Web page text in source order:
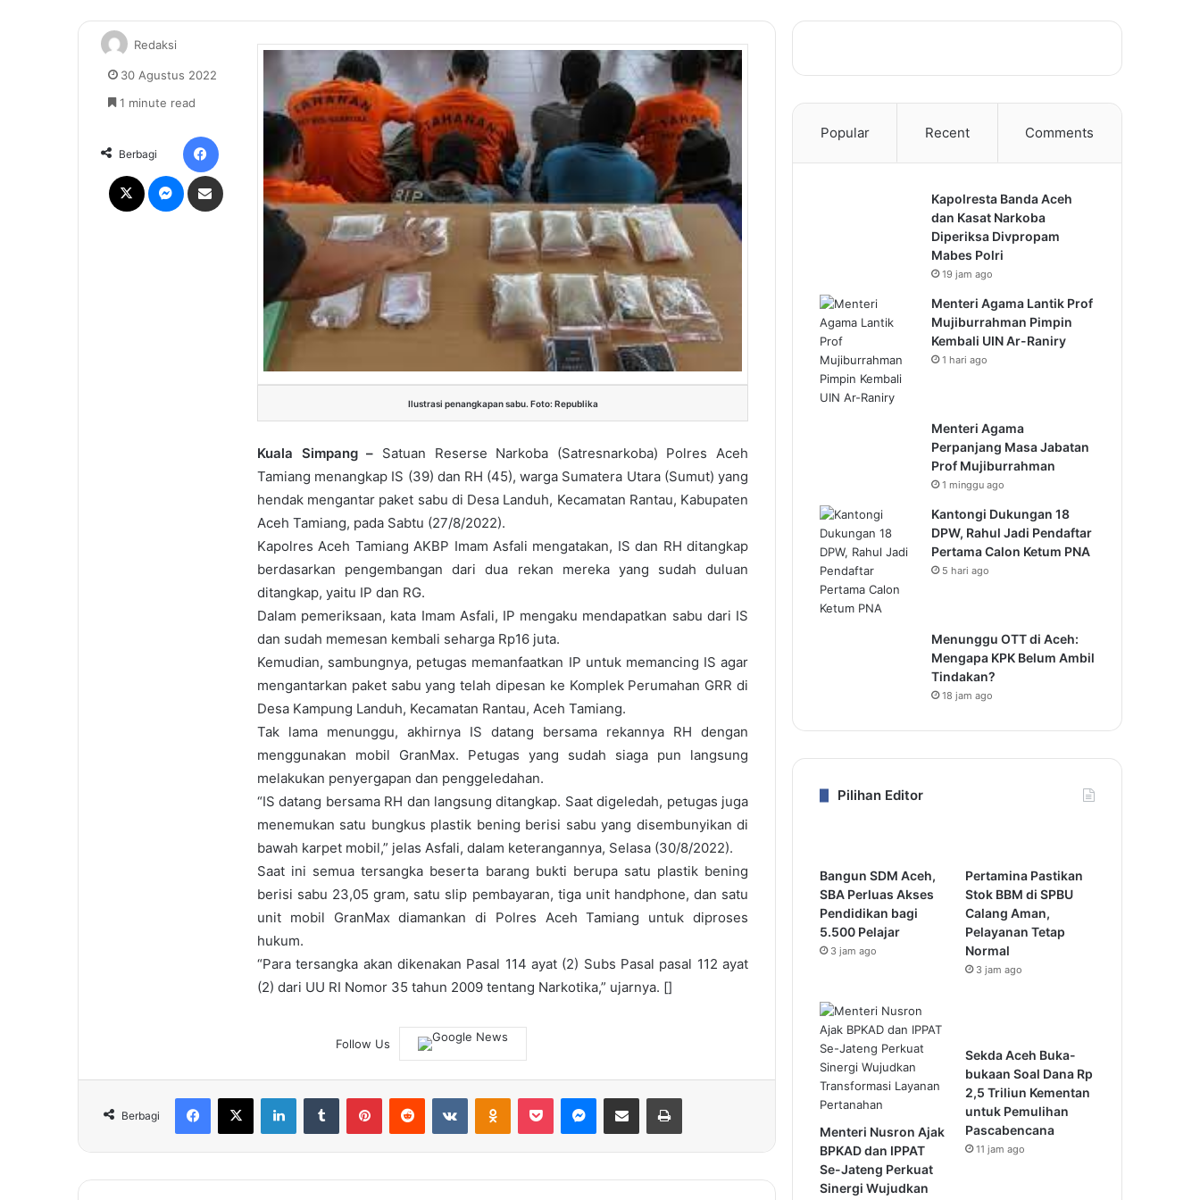
Ilustrasi penangkapan sabu. Foto: Republika
Kuala Simpang – Satuan Reserse Narkoba (Satresnarkoba) Polres Aceh
Tamiang menangkap IS (39) dan RH (45), warga Sumatera Utara (Sumut) yang
hendak mengantar paket sabu di Desa Landuh, Kecamatan Rantau, Kabupaten
Aceh Tamiang, pada Sabtu (27/8/2022).
Kapolres Aceh Tamiang AKBP Imam Asfali mengatakan, IS dan RH ditangkap
berdasarkan pengembangan dari dua rekan mereka yang sudah duluan
ditangkap, yaitu IP dan RG.
Dalam pemeriksaan, kata Imam Asfali, IP mengaku mendapatkan sabu dari IS
dan sudah memesan kembali seharga Rp16 juta.
Kemudian, sambungnya, petugas memanfaatkan IP untuk memancing IS agar
mengantarkan paket sabu yang telah dipesan ke Komplek Perumahan GRR di
Desa Kampung Landuh, Kecamatan Rantau, Aceh Tamiang.
Tak lama menunggu, akhirnya IS datang bersama rekannya RH dengan
menggunakan mobil GranMax. Petugas yang sudah siaga pun langsung
melakukan penyergapan dan penggeledahan.
“IS datang bersama RH dan langsung ditangkap. Saat digeledah, petugas juga
menemukan satu bungkus plastik bening berisi sabu yang disembunyikan di
bawah karpet mobil,” jelas Asfali, dalam keterangannya, Selasa (30/8/2022).
Saat ini semua tersangka beserta barang bukti berupa satu plastik bening
berisi sabu 23,05 gram, satu slip pembayaran, tiga unit handphone, dan satu
unit mobil GranMax diamankan di Polres Aceh Tamiang untuk diproses
hukum.
“Para tersangka akan dikenakan Pasal 114 ayat (2) Subs Pasal pasal 112 ayat
(2) dari UU RI Nomor 35 tahun 2009 tentang Narkotika,” ujarnya. []
Redaksi
30 Agustus 2022
1 minute read
Berbagi
Messenger
Follow Us
Berbagi
Facebook
X LinkedInTumblr PinterestReddit VKontakteOdnoklassniki
Pocket Messenger
Share via Email Print
untuk Korban Banjir di Nagan Raya
Popular Recent Comments
Kapolresta Banda Aceh
dan Kasat Narkoba
Diperiksa Divpropam
Mabes Polri
19 jam ago
Menteri Agama Lantik Prof
Mujiburrahman Pimpin
Kembali UIN Ar-Raniry
1 hari ago
Menteri Agama
Perpanjang Masa Jabatan
Prof Mujiburrahman
1 minggu ago
Kantongi Dukungan 18
DPW, Rahul Jadi Pendaftar
Pertama Calon Ketum PNA
5 hari ago
Menunggu OTT di Aceh:
Mengapa KPK Belum Ambil
Tindakan?
18 jam ago
Pilihan Editor
Bangun SDM Aceh,
SBA Perluas Akses
Pendidikan bagi
5.500 Pelajar
3 jam ago
Pertamina Pastikan
Stok BBM di SPBU
Calang Aman,
Pelayanan Tetap
Normal
3 jam ago
Menteri Nusron Ajak
BPKAD dan IPPAT
Se-Jateng Perkuat
Sinergi Wujudkan
Sekda Aceh Buka-
bukaan Soal Dana Rp
2,5 Triliun Kementan
untuk Pemulihan
Pascabencana
11 jam ago